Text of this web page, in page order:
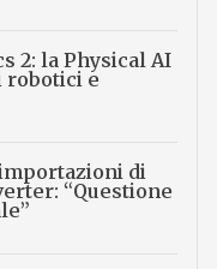
2: la Physical AI
robotici e
di
“Questione